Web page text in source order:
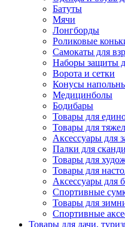
Батуты
Мячи
Лонгборды
Роликовые
Самокаты для
Наборы защиты
Ворота и сетки
Конусы
Медицинболы
Бодибары
Товары для
Товары для
Аксессуары для
Палки для
Товары для
Товары для
Аксессуары для
Спортивные
Товары для
Спортивные
Товары для дачи,